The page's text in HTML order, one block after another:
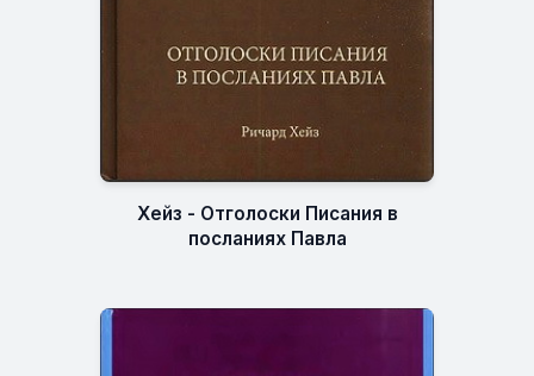
Хейз - Отголоски Писания в
посланиях Павла